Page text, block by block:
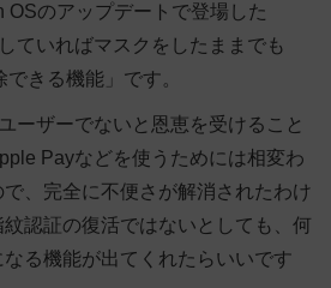
OSのアップデートで登場した
ていればマスクをしたままでも
きる機能」です。
ーザーでないと恩恵を受けること
Payなどを使うためには相変わ
、完全に不便さが解消されたわけ
認証の復活ではないとしても、何
る機能が出てくれたらいいです